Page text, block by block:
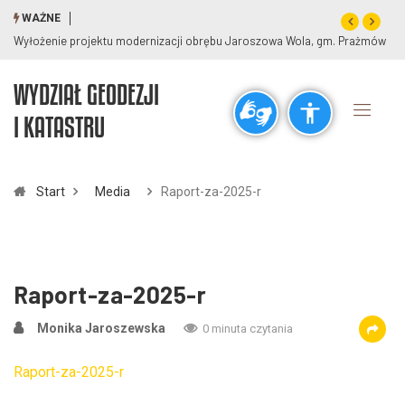
visibility_off title
WAŻNE
Wyłożenie projektu modernizacji obrębu Jaroszowa Wola, gm. Prażmów
WYDZIAŁ GEODEZJI
I KATASTRU
Start Media Raport-za-2025-r
Raport-za-2025-r
Monika Jaroszewska 0 minuta czytania
Raport-za-2025-r